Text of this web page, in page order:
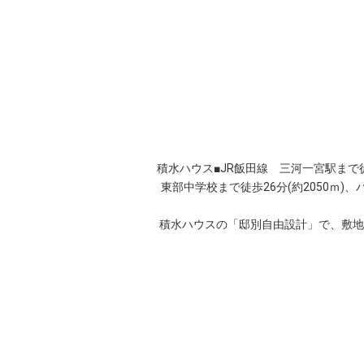
積水ハウス■JR飯田線 三河一宮駅まで
東部中学校まで徒歩26分(約2050ｍ)、
積水ハウスの「邸別自由設計」で、敷